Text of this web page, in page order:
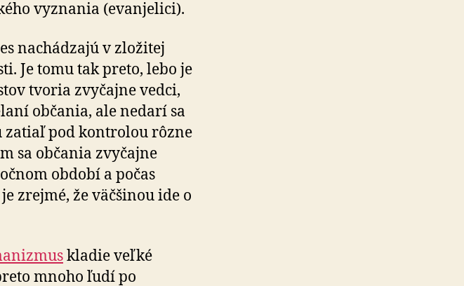
vyznania (evanjelici).
nachádzajú v zložitej
Je tomu tak preto, lebo je
tvoria zvyčajne vedci,
občania, ale nedarí sa
zatiaľ pod kontrolou rôzne
sa občania zvyčajne
období a počas
zrejmé, že väčšinou ide o
kladie veľké
mnoho ľudí po